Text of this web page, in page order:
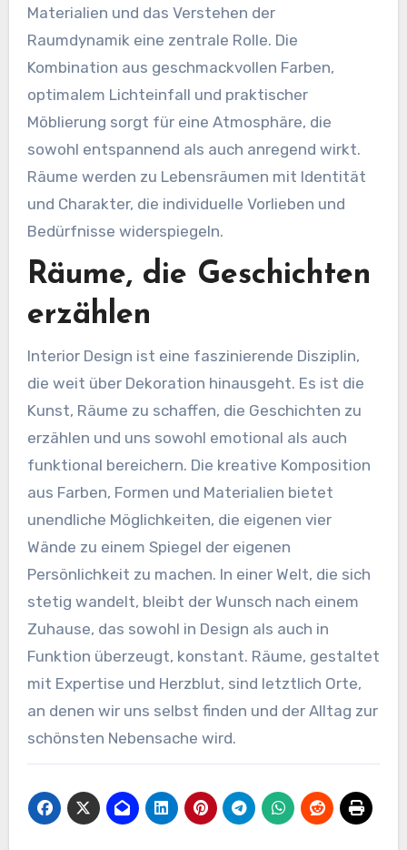
Materialien und das Verstehen der
Raumdynamik eine zentrale Rolle. Die
Kombination aus geschmackvollen Farben,
optimalem Lichteinfall und praktischer
Möblierung sorgt für eine Atmosphäre, die
sowohl entspannend als auch anregend wirkt.
Räume werden zu Lebensräumen mit Identität
und Charakter, die individuelle Vorlieben und
Bedürfnisse widerspiegeln.
Räume, die Geschichten
erzählen
Interior Design ist eine faszinierende Disziplin,
die weit über Dekoration hinausgeht. Es ist die
Kunst, Räume zu schaffen, die Geschichten zu
erzählen und uns sowohl emotional als auch
funktional bereichern. Die kreative Komposition
aus Farben, Formen und Materialien bietet
unendliche Möglichkeiten, die eigenen vier
Wände zu einem Spiegel der eigenen
Persönlichkeit zu machen. In einer Welt, die sich
stetig wandelt, bleibt der Wunsch nach einem
Zuhause, das sowohl in Design als auch in
Funktion überzeugt, konstant. Räume, gestaltet
mit Expertise und Herzblut, sind letztlich Orte,
an denen wir uns selbst finden und der Alltag zur
schönsten Nebensache wird.